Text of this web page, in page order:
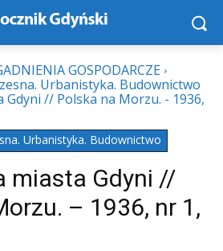
GOSPODARCZE
Urbanistyka. Budownictwo
Gdyni // Polska na Morzu. - 1936,
Urbanistyka. Budownictwo
miasta Gdyni //
– 1936, nr 1,